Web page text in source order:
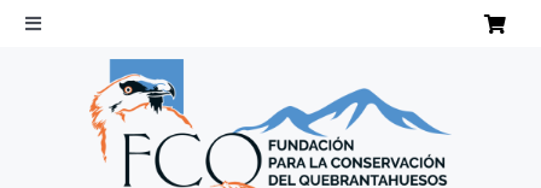
Saltar
Toggle
Navigation
QUEBRANTAHUESOS